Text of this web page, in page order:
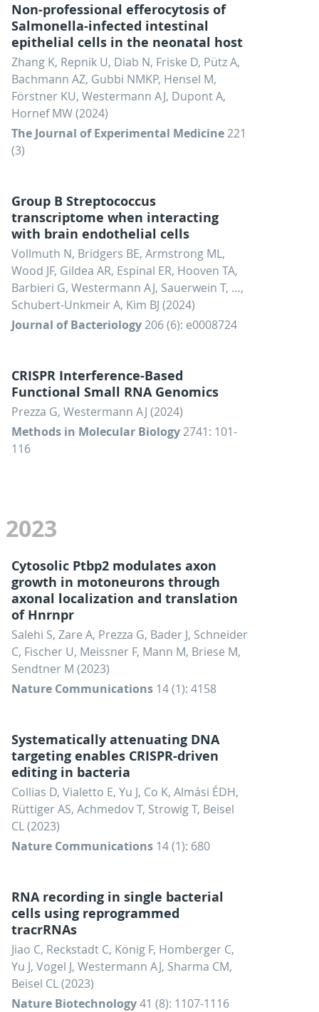
Non-professional efferocytosis of
Salmonella-infected intestinal
epithelial cells in the neonatal host
Zhang K, Repnik U, Diab N, Friske D, Pütz A,
Bachmann AZ, Gubbi NMKP, Hensel M,
Förstner KU, Westermann AJ, Dupont A,
Hornef MW (2024)
The Journal of Experimental Medicine221
(3)
Group B Streptococcus
transcriptome when interacting
with brain endothelial cells
Vollmuth N, Bridgers BE, Armstrong ML,
Wood JF, Gildea AR, Espinal ER, Hooven TA,
Barbieri G, Westermann AJ, Sauerwein T, …,
Schubert-Unkmeir A, Kim BJ (2024)
Journal of Bacteriology206 (6): e0008724
CRISPR Interference-Based
Functional Small RNA Genomics
Prezza G, Westermann AJ (2024)
Methods in Molecular Biology2741: 101-
116
2023
Cytosolic Ptbp2 modulates axon
growth in motoneurons through
axonal localization and translation
of Hnrnpr
Salehi S, Zare A, Prezza G, Bader J, Schneider
C, Fischer U, Meissner F, Mann M, Briese M,
Sendtner M (2023)
Nature Communications 14 (1): 4158
Systematically attenuating DNA
targeting enables CRISPR-driven
editing in bacteria
Collias D, Vialetto E, Yu J, Co K, Almási ÉDH,
Rüttiger AS, Achmedov T, Strowig T, Beisel
CL (2023)
Nature Communications 14 (1): 680
RNA recording in single bacterial
cells using reprogrammed
tracrRNAs
Jiao C, Reckstadt C, König F, Homberger C,
Yu J, Vogel J, Westermann AJ, Sharma CM,
Beisel CL (2023)
Nature Biotechnology41 (8): 1107-1116